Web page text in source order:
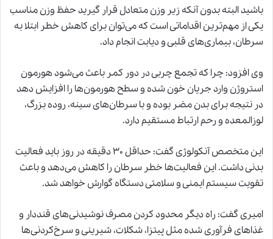
باشید البته بدون آنکه زیر وزن متعادل قرار گیرید حفظ وزن مناسب
یکی از مهم‌ترین اقداماتی است که می‌توان برای کاهش خطر ابتلا به
سرطان، بیماری‌های قلبی و دیابت انجام داد.
وی افزود: چرا که تجمع چربی در دور کمر باعث می‌شود هورمون
استروژن وارد جریان خون شده و سطح هورمون‌ها را افزایش دهد
در نتیجه برای بدن مضر بوده و با سرطان‌های سینه، روده بزرگ،
لوزالمعده و رحم ارتباط مستقیم دارد.
این متخصص آنکولوژی گفت: حداقل ۳۰ دقیقه در روز باید فعالیت
بدنی داشت. این فعالیت‌ها خطر سرطان را کاهش می‌دهد و باعث
تقویت سیستم ایمنی و سلامتی دستگاه گوارش خواهد شد.
امیری گفت: راه دیگر محدود کردن مصرف نوشیدنی‌های قنددار و
غذاهای فرآوری شده مثل پیتزا، شکلات، شیرینی و سرخ‌کردنی‌ها